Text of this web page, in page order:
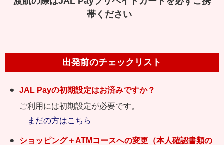
帯ください
出発前のチェックリスト
JAL Payの初期設定はお済みですか？
ご利用には初期設定が必要です。
まだの方はこちら
ショッピング＋ATMコースへの変更（本人確認書類の